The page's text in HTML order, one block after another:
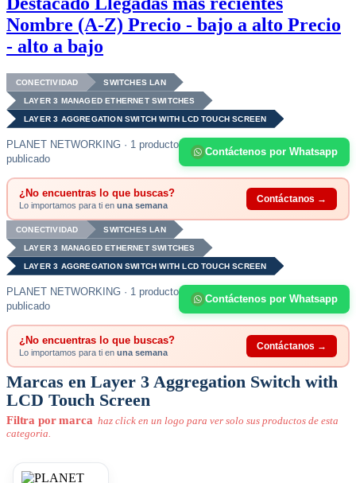
Nombre (A-Z) Precio - bajo a alto Precio
- alto a bajo
CONECTIVIDAD SWITCHES LAN
LAYER 3 MANAGED ETHERNET SWITCHES
LAYER 3 AGGREGATION SWITCH WITH LCD TOUCH SCREEN
PLANET NETWORKING · 1 producto
publicado
Contáctenos por Whatsapp
¿No encuentras lo que buscas?
Lo importamos para ti en una semana
Contáctanos →
CONECTIVIDAD SWITCHES LAN
LAYER 3 MANAGED ETHERNET SWITCHES
LAYER 3 AGGREGATION SWITCH WITH LCD TOUCH SCREEN
PLANET NETWORKING · 1 producto
publicado
Contáctenos por Whatsapp
¿No encuentras lo que buscas?
Lo importamos para ti en una semana
Contáctanos →
Marcas en Layer 3 Aggregation Switch with
LCD Touch Screen
Filtra por marca haz click en un logo para ver solo sus productos de esta
categoria.